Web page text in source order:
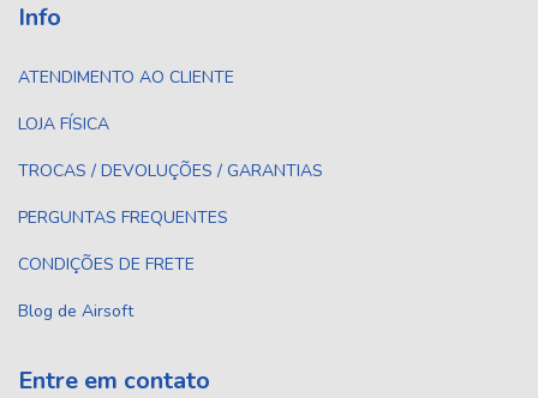
Info
ATENDIMENTO AO CLIENTE
LOJA FÍSICA
TROCAS / DEVOLUÇÕES / GARANTIAS
PERGUNTAS FREQUENTES
CONDIÇÕES DE FRETE
Blog de Airsoft
Entre em contato